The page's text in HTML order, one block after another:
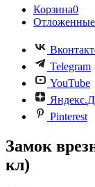
Корзина0
Отложенные
Telegram
YouTube
Pinterest
Замок
кл)